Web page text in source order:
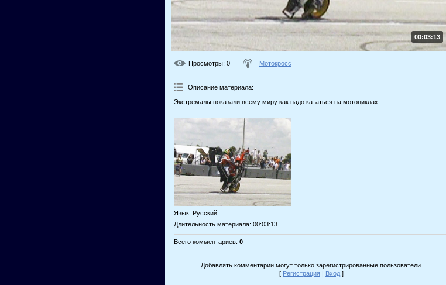
00:03:13
Просмотры: 0 Мотокросс
Описание материала:
Экстремалы показали всему миру как надо кататься на мотоциклах.
Язык: Русский
Длительность материала: 00:03:13
Всего комментариев: 0
Добавлять комментарии могут только зарегистрированные пользователи.
[ Регистрация | Вход ]